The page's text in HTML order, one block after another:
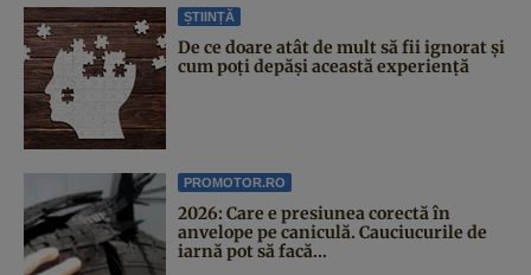
ȘTIINȚĂ
De ce doare atât de mult să fii ignorat și
cum poți depăși această experiență
PROMOTOR.RO
2026: Care e presiunea corectă în
anvelope pe caniculă. Cauciucurile de
iarnă pot să facă...